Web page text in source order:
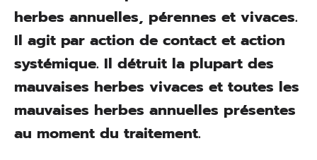
herbes annuelles, pérennes et vivaces.
Il agit par action de contact et action
systémique. Il détruit la plupart des
mauvaises herbes vivaces et toutes les
mauvaises herbes annuelles présentes
au moment du traitement.